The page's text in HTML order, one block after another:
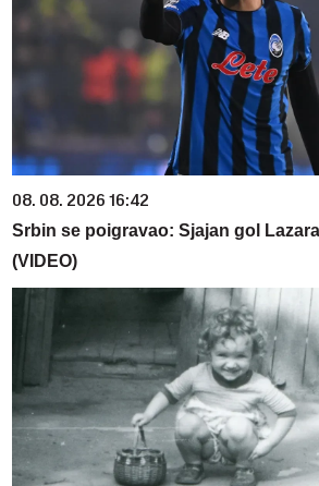
08. 08. 2026 16:42
Srbin se poigravao: Sjajan gol
(VIDEO)